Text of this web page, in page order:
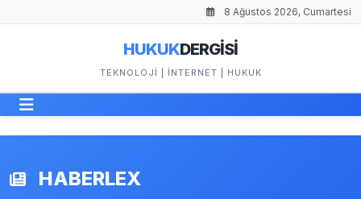
8 Ağustos 2026, Cumartesi
HUKUKDERGİSİ
TEKNOLOJI | İNTERNET | HUKUK
HABERLEX